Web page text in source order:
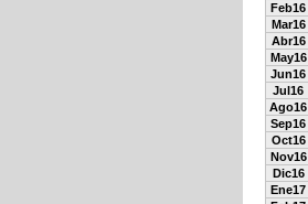
Feb16
Mar16
Abr16
May16
Jun16
Jul16
Ago16
Sep16
Oct16
Nov16
Dic16
Ene17